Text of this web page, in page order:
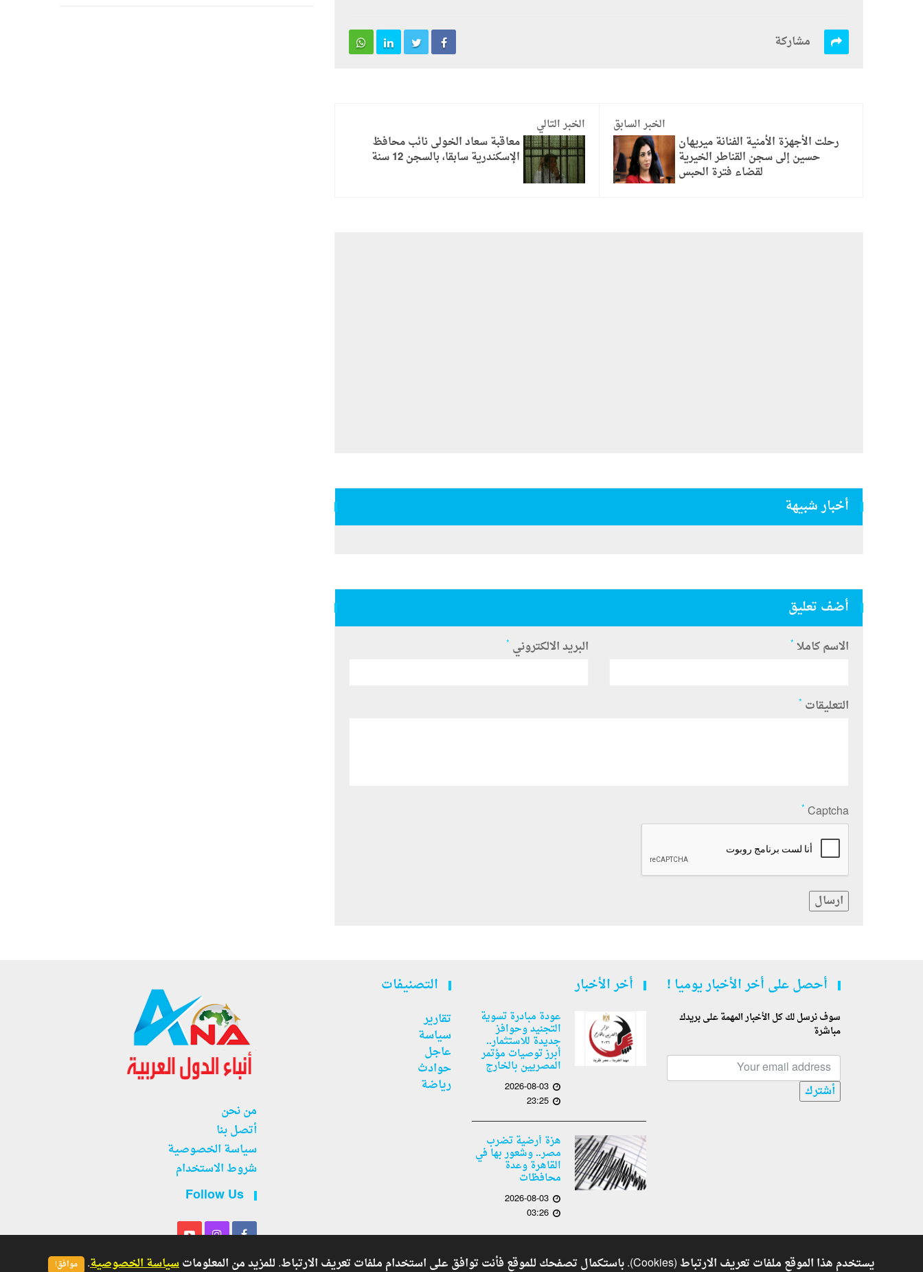
مشاركة
الخبر السابق
رحلت الأجهزة الأمنية الفنانة ميريهان
حسين إلى سجن القناطر الخيرية
لقضاء فترة الحبس
الخبر التالي
معاقبة سعاد الخولى نائب محافظ
الإسكندرية سابقا، بالسجن 12 سنة
أخبار شبيهة
أضف تعليق
الاسم كاملا * البريد الالكتروني *
التعليقات *
Captcha
*
ارسال
أحصل على أخر الأخبار يوميا !
سوف نرسل لك كل الأخبار المهمة على بريدك
مباشرة
أشترك
أخر الأخبار
عودة مبادرة تسوية
التجنيد وحوافز
جديدة للاستثمار..
أبرز توصيات مؤتمر
المصريين بالخارج
2026-08-03
23:25
هزة أرضية تضرب
مصر.. وشعور بها في
القاهرة وعدة
محافظات
2026-08-03
03:26
التصنيفات
تقارير
سياسة
عاجل
حوادث
رياضة
من نحن
أتصل بنا
سياسة الخصوصية
شروط الاستخدام
Follow Us
يستخدم هذا الموقع ملفات تعريف الارتباط (Cookies). باستكمال تصفحك للموقع فأنت توافق على استخدام ملفات تعريف الارتباط. للمزيد من المعلومات سياسة الخصوصية. موافق!